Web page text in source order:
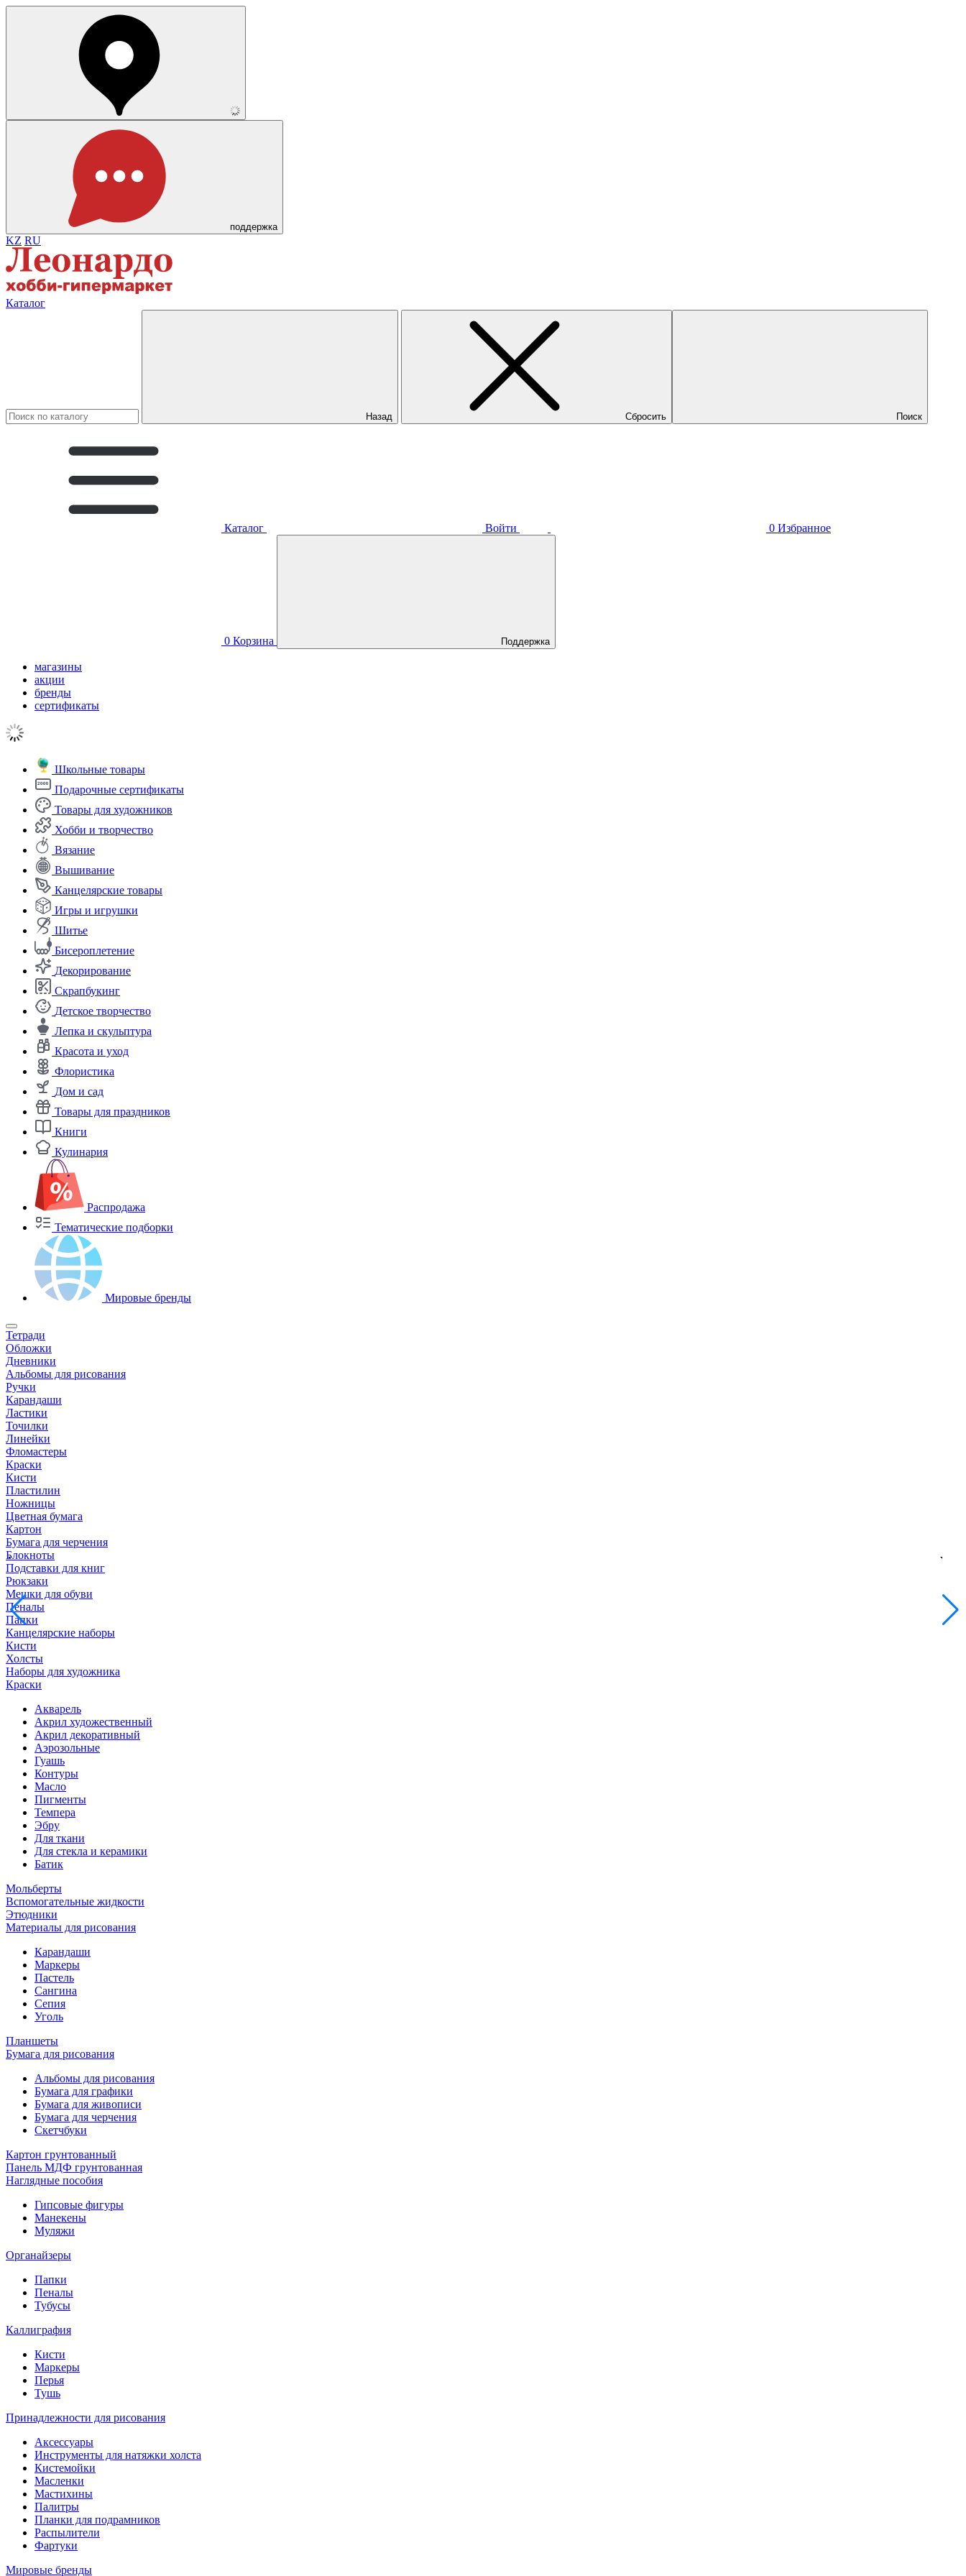
поддержка
KZ RU
Каталог
Назад Сбросить Поиск
Каталог Войти 0 Избранное
0 Корзина Поддержка
магазины
акции
бренды
сертификаты
Школьные товары
Подарочные сертификаты
Товары для художников
Хобби и творчество
Вязание
Вышивание
Канцелярские товары
Игры и игрушки
Шитье
Бисероплетение
Декорирование
Скрапбукинг
Детское творчество
Лепка и скульптура
Красота и уход
Флористика
Дом и сад
Товары для праздников
Книги
Кулинария
Распродажа
Тематические подборки
Мировые бренды
Тетради
Обложки
Дневники
Альбомы для рисования
Ручки
Карандаши
Ластики
Точилки
Линейки
Фломастеры
Краски
Кисти
Пластилин
Ножницы
Цветная бумага
Картон
Бумага для черчения
Блокноты
Подставки для книг
Рюкзаки
Мешки для обуви
Пеналы
Папки
Канцелярские наборы
Кисти
Холсты
Наборы для художника
Краски
Акварель
Акрил художественный
Акрил декоративный
Аэрозольные
Гуашь
Контуры
Масло
Пигменты
Темпера
Эбру
Для ткани
Для стекла и керамики
Батик
Мольберты
Вспомогательные жидкости
Этюдники
Материалы для рисования
Карандаши
Маркеры
Пастель
Сангина
Сепия
Уголь
Планшеты
Бумага для рисования
Альбомы для рисования
Бумага для графики
Бумага для живописи
Бумага для черчения
Скетчбуки
Картон грунтованный
Панель МДФ грунтованная
Наглядные пособия
Гипсовые фигуры
Манекены
Муляжи
Органайзеры
Папки
Пеналы
Тубусы
Каллиграфия
Кисти
Маркеры
Перья
Тушь
Принадлежности для рисования
Аксессуары
Инструменты для натяжки холста
Кистемойки
Масленки
Мастихины
Палитры
Планки для подрамников
Распылители
Фартуки
Мировые бренды